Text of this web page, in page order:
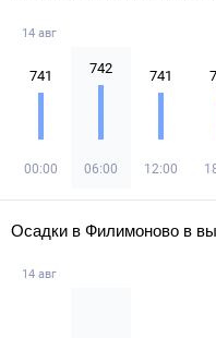
14 авг
741
00:00
742
06:00
741
12:00
Осадки в Филимоново в
14 авг